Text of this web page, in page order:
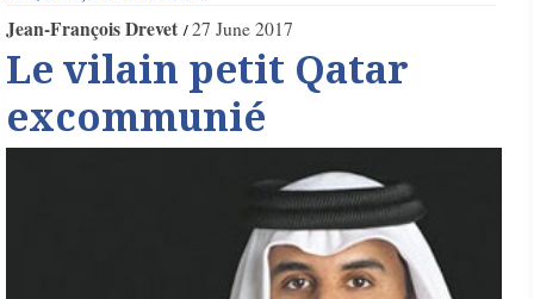
Jean-François Drevet 27 June 2017
Le vilain petit Qatar
excommunié